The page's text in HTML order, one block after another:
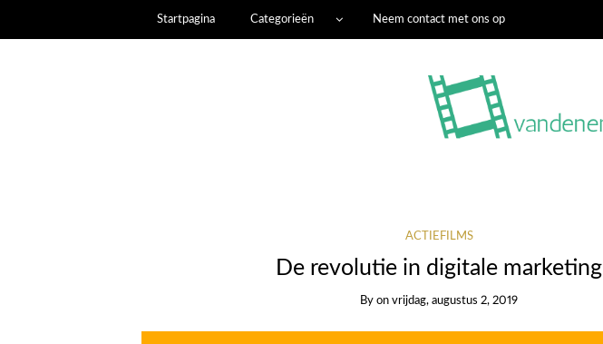
Startpagina Categorieën Neem contact met ons op
ACTIEFILMS
De revolutie in digitale marketing
Byonvrijdag, augustus 2, 2019